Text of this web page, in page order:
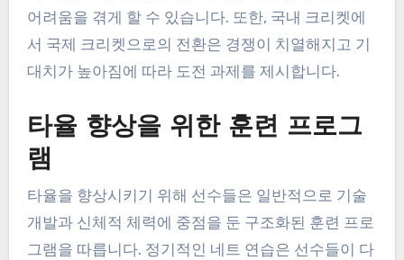
어려움을 겪게 할 수 있습니다. 또한, 국내 크리켓에
서 국제 크리켓으로의 전환은 경쟁이 치열해지고 기
대치가 높아짐에 따라 도전 과제를 제시합니다.
타율 향상을 위한 훈련 프로그
램
타율을 향상시키기 위해 선수들은 일반적으로 기술
개발과 신체적 체력에 중점을 둔 구조화된 훈련 프로
그램을 따릅니다. 정기적인 네트 연습은 선수들이 다